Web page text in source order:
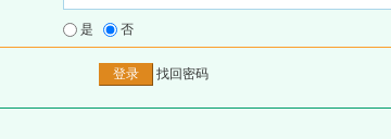
是 否
找回密码